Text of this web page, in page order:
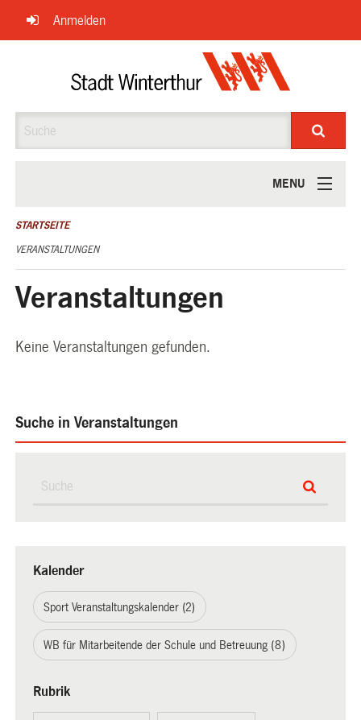
Navigation
überspringen
Anmelden
MENU
ÜBER UNS
STARTSEITE
VERANSTALTUNGEN
Veranstaltungen
Keine Veranstaltungen gefunden.
Suche in Veranstaltungen
Kalender
Sport Veranstaltungskalender (2)
WB für Mitarbeitende der Schule und Betreuung (8)
Rubrik